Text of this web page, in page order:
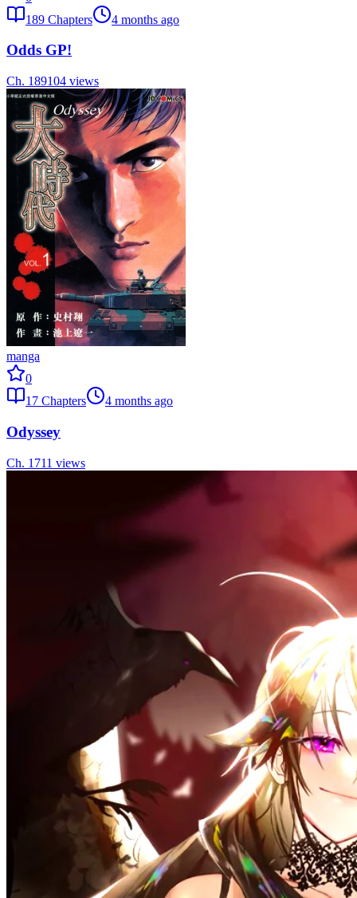
189 Chapters 4 months ago
Odds GP!
Ch. 189104 views
manga
0
17 Chapters 4 months ago
Odyssey
Ch. 1711 views